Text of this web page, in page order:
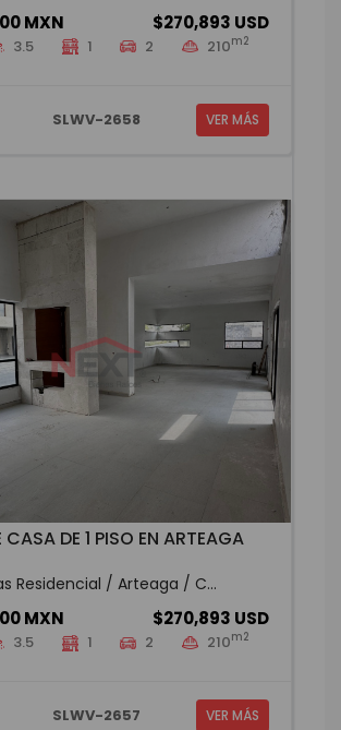
MXN $270,893 USD
3.5 1 2 210m2
SLWV-2658 VER MÁS
CASA DE 1 PISO EN ARTEAGA
Residencial / Arteaga / C...
MXN $270,893 USD
3.5 1 2 210m2
SLWV-2657 VER MÁS